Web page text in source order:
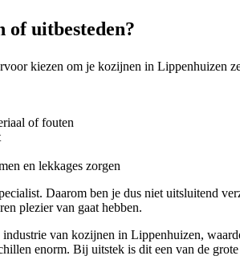
of uitbesteden?
kiezen om je kozijnen in Lippenhuizen
of fouten
en lekkages zorgen
Daarom ben je dus niet uitsluitend
plezier van gaat hebben.
van kozijnen in Lippenhuizen,
enorm. Bij uitstek is dit een van de